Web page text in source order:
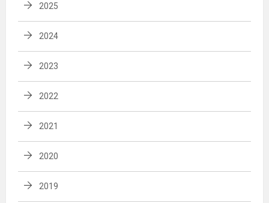
2025
2024
2023
2022
2021
2020
2019